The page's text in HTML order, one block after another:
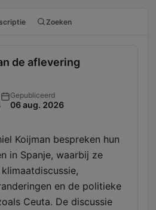
Zoeken
de aflevering
Gepubliceerd
06 aug. 2026
Koijman bespreken hun
in Spanje, waarbij ze
en de politieke
Ceuta. De discussie